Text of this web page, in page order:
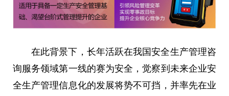
在此背景下，长年活跃在我国安全生产管理咨
询服务领域第一线的赛为安全，觉察到未来企业安
全生产管理信息化的发展将势不可挡，并率先在业